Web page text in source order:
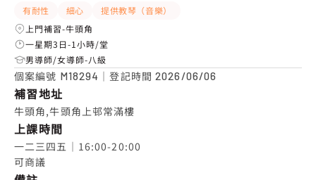
有耐性 細心
提供教琴（音樂）
上門補習-牛頭角
一星期3日-1小時/堂
男導師/女導師-八級
個案編號 M18294 ｜登記時間2026/06/06
補習地址
牛頭角,牛頭角上邨常滿樓
上課時間
一二三四五｜16:00-20:00
可商議